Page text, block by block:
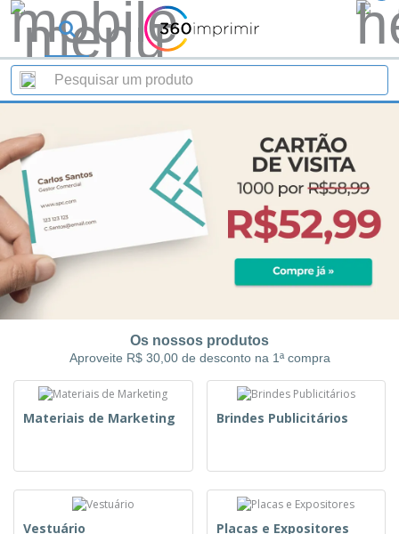
Os nossos produtos
Aproveite R$ 30,00 de desconto na 1ª compra
Materiais de Marketing Brindes Publicitários
Vestuário Placas e Expositores